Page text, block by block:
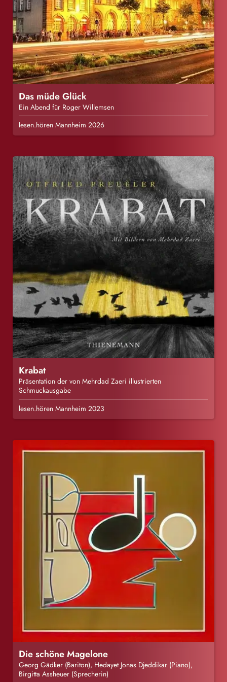
Das müde Glück
Ein Abend für Roger Willemsen
lesen.hören Mannheim 2026
Krabat
Präsentation der von Mehrdad Zaeri illustrierten
Schmuckausgabe
lesen.hören Mannheim 2023
Die schöne Magelone
Georg Gädker (Bariton), Hedayet Jonas Djeddikar (Piano),
Birgitta Assheuer (Sprecherin)